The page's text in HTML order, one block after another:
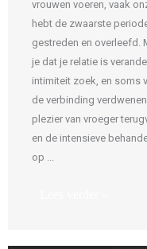
vrouwen voeren, vaak
hebt de zwaarste
gestreden en overleefd.
je dat je relatie is
intimiteit zoek, en soms
de verbinding
plezier van vroeger
en de intensieve
op ...